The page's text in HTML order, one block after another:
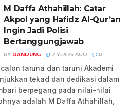
M Daffa Athahillah: Catar
Akpol yang Hafidz Al-Qur’an
Ingin Jadi Polisi
Bertanggungjawab
BY DANDUNG 2 YEARS AGO 0
taruna dan taruni Akademi
tekad dan dedikasi dalam
berpegang pada nilai-nilai
adalah M Daffa Athahillah,